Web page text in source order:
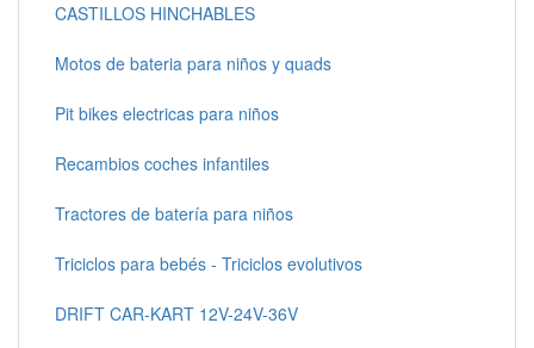
CASTILLOS HINCHABLES
Motos de bateria para niños y quads
Pit bikes electricas para niños
Recambios coches infantiles
Tractores de batería para niños
Triciclos para bebés - Triciclos evolutivos
DRIFT CAR-KART 12V-24V-36V